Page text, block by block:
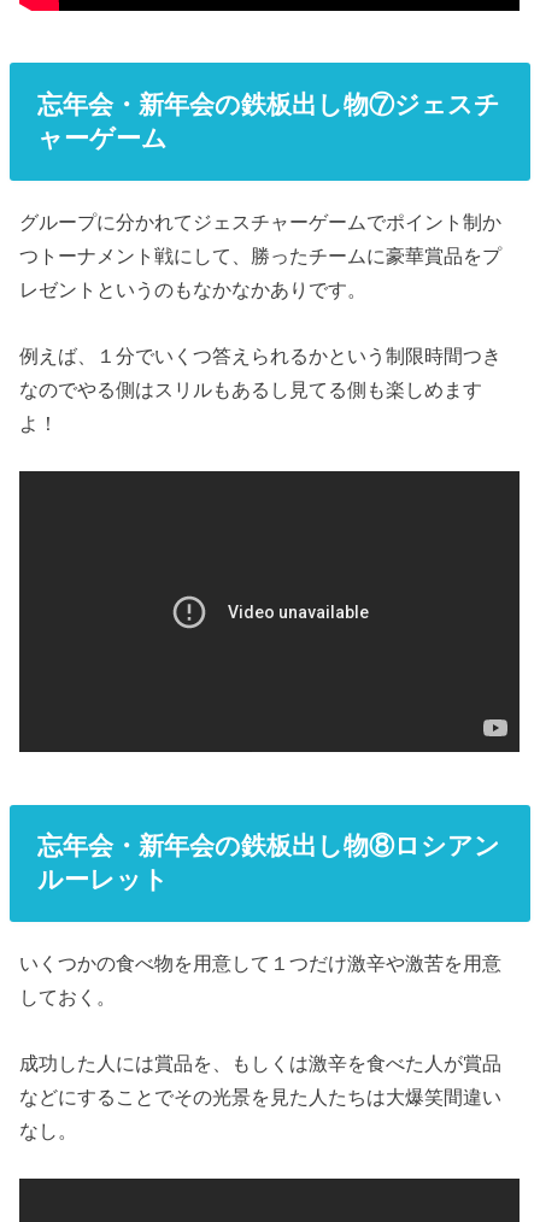
忘年会・新年会の鉄板出し物⑦ジェスチ
ャーゲーム
グループに分かれてジェスチャーゲームでポイント制か
つトーナメント戦にして、勝ったチームに豪華賞品をプ
レゼントというのもなかなかありです。
例えば、１分でいくつ答えられるかという制限時間つき
なのでやる側はスリルもあるし見てる側も楽しめます
よ！
忘年会・新年会の鉄板出し物⑧ロシアン
ルーレット
いくつかの食べ物を用意して１つだけ激辛や激苦を用意
しておく。
成功した人には賞品を、もしくは激辛を食べた人が賞品
などにすることでその光景を見た人たちは大爆笑間違い
なし。